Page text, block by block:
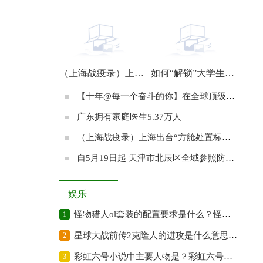
（上海战疫录）上海共享单车运力回暖 公共交通有望从22日起逐步恢复 如何“解锁”大学生进工厂？
【十年@每一个奋斗的你】在全球顶级精算比赛夺冠的南开姑娘：始终满怀期待地前行
广东拥有家庭医生5.37万人
（上海战疫录）上海出台“方舱处置标准” 努力实现循环利用、资源再生、安全处置
自5月19日起 天津市北辰区全域参照防范区管理
娱乐
1 怪物猎人ol套装的配置要求是什么？怪物猎人的原名是什么？
2 星球大战前传2克隆人的进攻是什么意思？星球大战前传2的故事梗概是?
3 彩虹六号小说中主要人物是？彩虹六号游戏故事题材改编自小说吗？